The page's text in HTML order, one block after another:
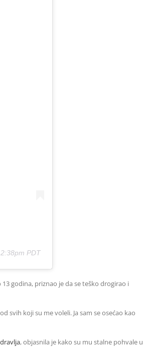
PDT
godina, priznao je da se teško drogirao i
svih koji su me voleli. Ja sam se osećao kao
, objasnila je kako su mu stalne pohvale u